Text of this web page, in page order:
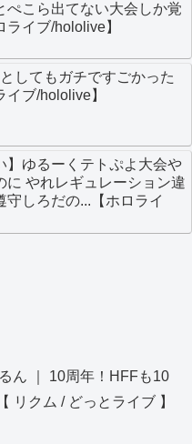
ぺこら出てない大会しか覚
ライブ/hololive】
してもガチですごかった
ブ/hololive】
】ゆるーくテトぷよ大会や
に やれレギュレーション違
守しろだの...【ホロライ
ん ｜ 10周年！HFFも10
リクム / どっとライブ 】